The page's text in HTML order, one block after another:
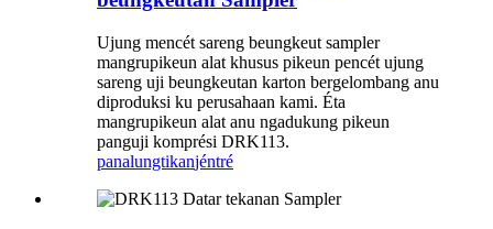
Ujung mencét sareng beungkeut sampler
mangrupikeun alat khusus pikeun pencét ujung
sareng uji beungkeutan karton bergelombang anu
diproduksi ku perusahaan kami. Éta
mangrupikeun alat anu ngadukung pikeun
panguji komprési DRK113.
panalungtikanjéntré